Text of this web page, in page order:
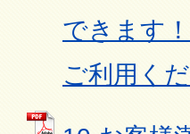
できます
ご利用く